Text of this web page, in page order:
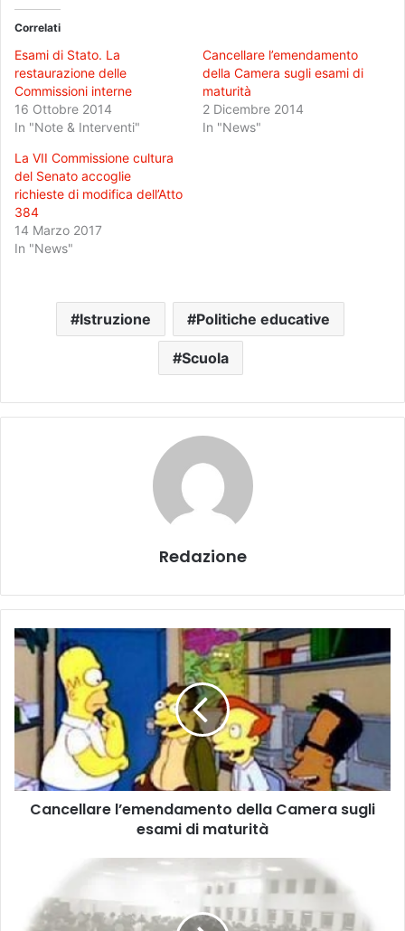
Correlati
Esami di Stato. La
restaurazione delle
Commissioni interne
16 Ottobre 2014
In "Note & Interventi"
Cancellare l’emendamento
della Camera sugli esami di
maturità
2 Dicembre 2014
In "News"
La VII Commissione cultura
del Senato accoglie
richieste di modifica dell’Atto
384
14 Marzo 2017
In "News"
Istruzione Politiche educative
Scuola
Redazione
C
c
e
l
a
r
Cancellare l’emendamento della Camera sugli
esami di maturità